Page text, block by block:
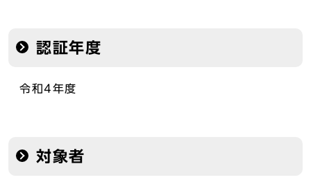
認証年度
令和4年度
対象者